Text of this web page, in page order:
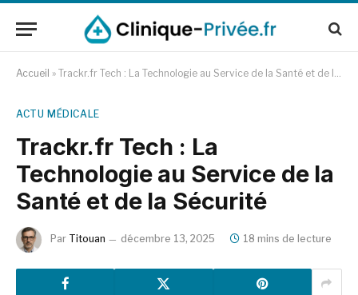
Accueil » Trackr.fr Tech : La Technologie au Service de la Santé et de la Sécurité
ACTU MÉDICALE
Trackr.fr Tech : La
Technologie au Service de la
Santé et de la Sécurité
Par Titouan décembre 13, 2025 18 mins de lecture